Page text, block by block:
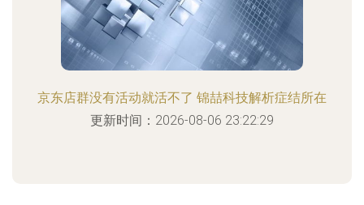
京东店群没有活动就活不了 锦喆科技解析症结所在
更新时间：2026-08-06 23:22:29